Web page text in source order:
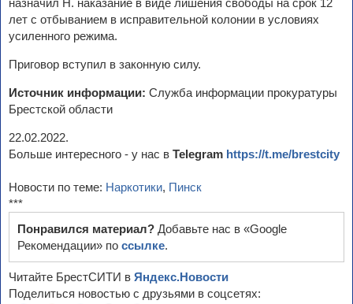
назначил Н. наказание в виде лишения свободы на срок 12
лет с отбыванием в исправительной колонии в условиях
усиленного режима.
Приговор вступил в законную силу.
Источник информации: Служба информации прокуратуры
Брестской области
22.02.2022.
Больше интересного - у нас в Telegram https://t.me/brestcity
Новости по теме: Наркотики, Пинск
***
Понравился материал? Добавьте нас в «Google
Рекомендации» по ссылке.
Читайте БрестСИТИ в Яндекс.Новости
Поделиться новостью с друзьями в соцсетях: